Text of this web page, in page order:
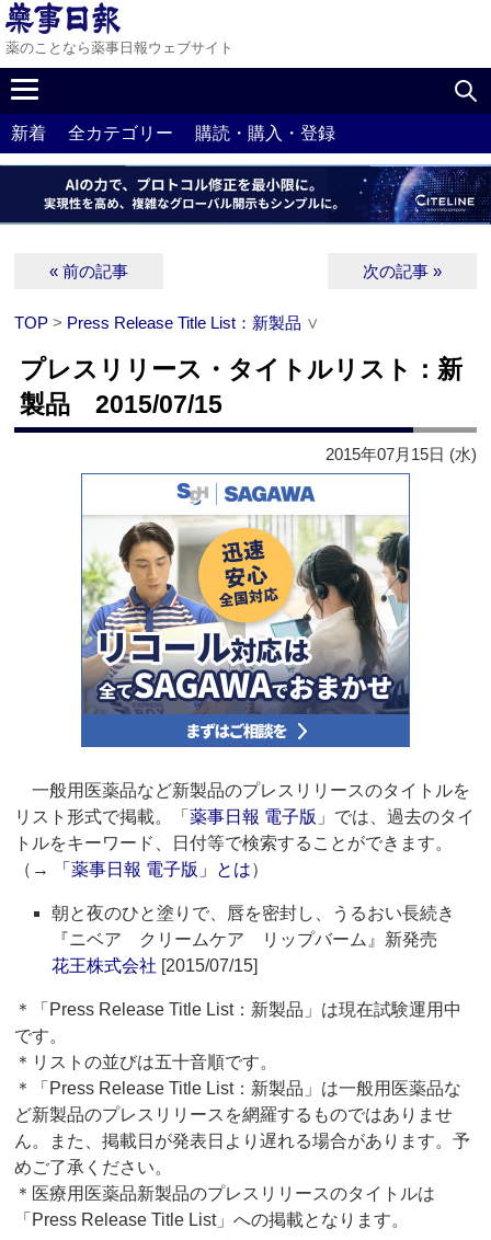
薬のことなら薬事日報ウェブサイト
新着 全カテゴリー 購読・購入・登録
« 前の記事 次の記事 »
TOP > Press Release Title List：新製品 ∨
プレスリリース・タイトルリスト：新
製品 2015/07/15
2015年07月15日 (水)
一般用医薬品など新製品のプレスリリースのタイトルを
リスト形式で掲載。「薬事日報 電子版 」では、過去のタイ
トルをキーワード、日付等で検索することができます。
（→
「薬事日報 電子版」とは）
朝と夜のひと塗りで、唇を密封し、うるおい長続き
『ニベア クリームケア リップバーム』新発売
花王株式会社 [2015/07/15]
＊「Press Release Title List：新製品」は現在試験運用中
です。
＊リストの並びは五十音順です。
＊「Press Release Title List：新製品」は一般用医薬品な
ど新製品のプレスリリースを網羅するものではありませ
ん。また、掲載日が発表日より遅れる場合があります。予
めご了承ください。
＊医療用医薬品新製品のプレスリリースのタイトルは
「Press Release Title List」への掲載となります。